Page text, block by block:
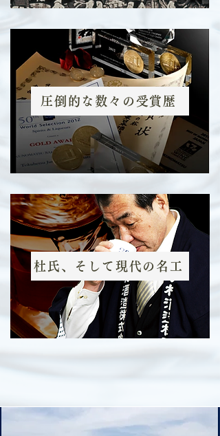
圧倒的な数々の受賞歴
杜氏、そして現代の名工